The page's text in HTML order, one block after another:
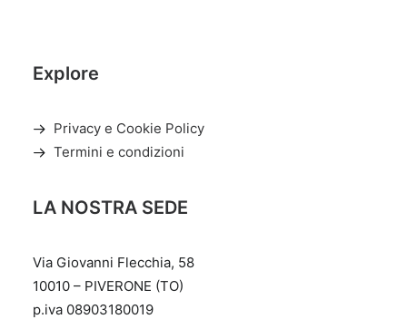
Explore
Privacy e Cookie Policy
Termini e condizioni
LA NOSTRA SEDE
Via Giovanni Flecchia, 58
10010 – PIVERONE (TO)
p.iva 08903180019